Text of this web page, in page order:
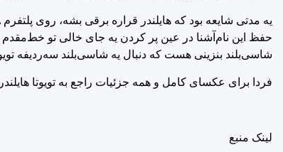
حفظ این نام‌آشنا در عین پر کردن یه جای خالی تو خط‌مقدم
شاسی‌بلند بنزینی هست که دنبال یه شاسی‌بلند سه‌ردیفه
فردا برای عکسای کامل و همه جزئیات راجع به تویوتا هایلندر برقی ۲۰۲۷ کاملاً جدید با
لينک منبع